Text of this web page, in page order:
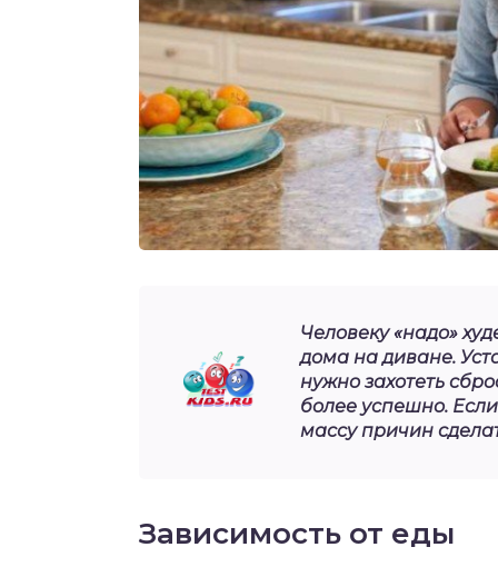
Человеку «надо»
дома на диване.
нужно захотеть
более успешно. Если
массу причин
Зависимость от еды